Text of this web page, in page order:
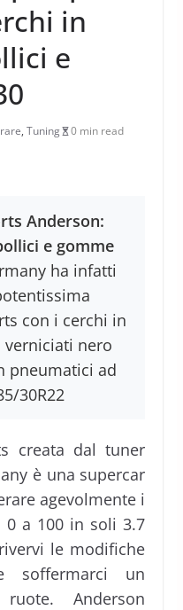
in
e
, Tuning 0 min read
Anderson:
e gomme
ha infatti
con i cerchi in
verniciati nero
pneumatici ad
30R22
creata dal tuner
è una supercar
agevolmente i
0 a 100 in soli 3.7
le modifiche
soffermarci un
Anderson